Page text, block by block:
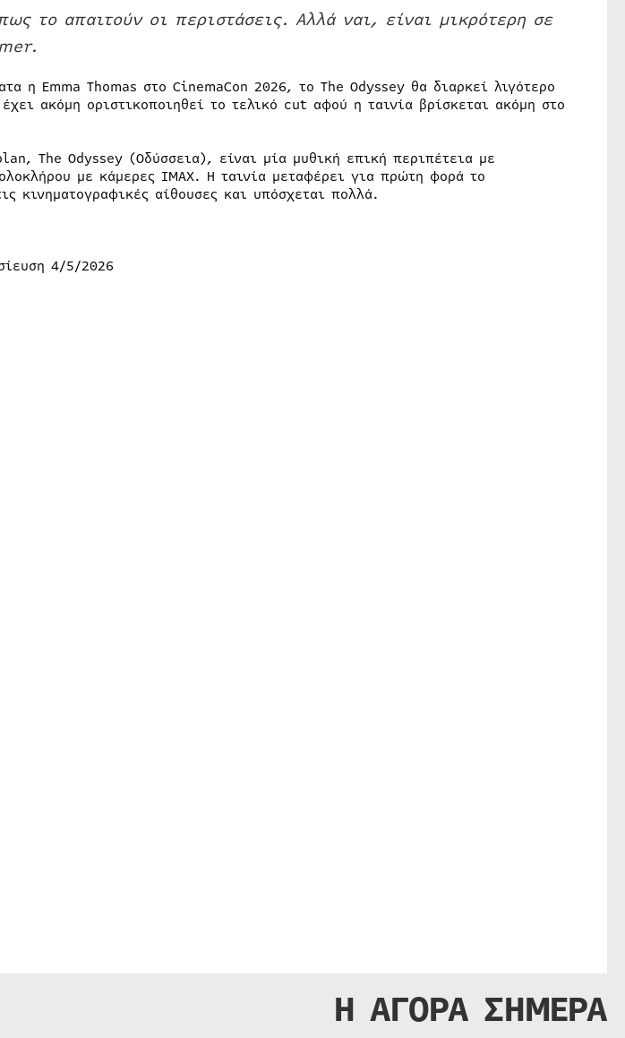
το απαιτούν οι περιστάσεις. Αλλά ναι, είναι μικρότερη σε
η Emma Thomas στο CinemaCon 2026, το The Odyssey θα διαρκεί λιγότερο
ακόμη οριστικοποιηθεί το τελικό cut αφού η ταινία βρίσκεται ακόμη στο
The Odyssey (Οδύσσεια), είναι μία μυθική επική περιπέτεια με
με κάμερες IMAX. Η ταινία μεταφέρει για πρώτη φορά το
κινηματογραφικές αίθουσες και υπόσχεται πολλά.
4/5/2026
Η ΑΓΟΡΑ ΣΗΜΕΡΑ